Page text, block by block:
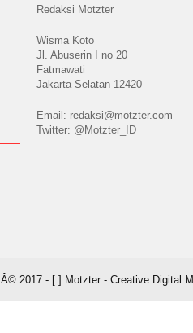
Redaksi Motzter
Wisma Koto
Jl. Abuserin I no 20
Fatmawati
Jakarta Selatan 12420
Email: redaksi@motzter.com
Twitter: @Motzter_ID
Â© 2017 - [ ] Motzter - Creative Digital